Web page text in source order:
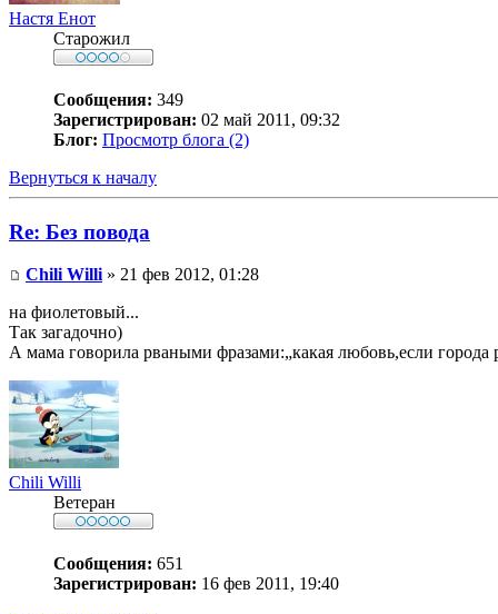
Настя Енот
Старожил
Сообщения: 349
Зарегистрирован: 02 май 2011, 09:32
Блог: Просмотр блога (2)
Вернуться к началу
Re: Без повода
Chili Willi » 21 фев 2012, 01:28
на фиолетовый...
Так загадочно)
А мама говорила рваными фразами:„какая любовь,если города
Chili Willi
Ветеран
Сообщения: 651
Зарегистрирован: 16 фев 2011, 19:40